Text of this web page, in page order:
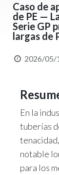
Aplicaciones
Soluciones
简体
Caso de
de PE —
Serie GP
largas de
2026/05/
En la
tuberías
notable
para los